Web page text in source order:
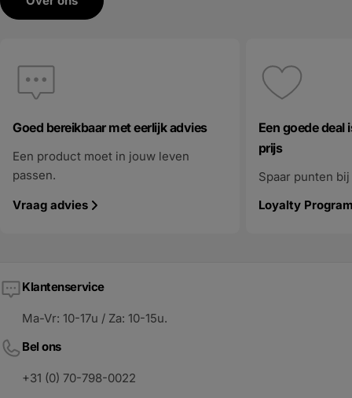
Goed bereikbaar met eerlijk advies
Een product moet in jouw leven
passen.
Vraag advies
Een goede deal
prijs
Spaar punten
Loyalty
Klantenservice
Ma-Vr: 10-17u / Za: 10-15u.
Bel ons
+31 (0) 70-798-0022